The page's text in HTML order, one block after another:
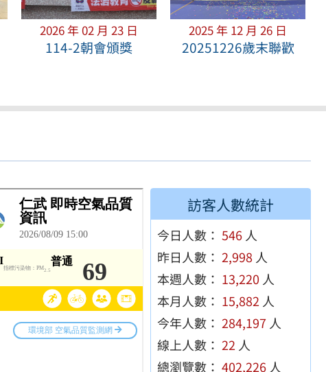
2026 年 02 月 23 日
114-2朝會頒獎
2025 年 12 月 26 日
20251226歲末聯歡
訪客人數統計
今日人數： 546 人
昨日人數： 2,998 人
本週人數： 13,220 人
本月人數： 15,882 人
今年人數： 284,197 人
線上人數： 22 人
總瀏覽數： 402,226 人